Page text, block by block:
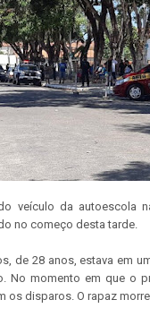
veículo da autoescola
no começo desta tarde.
de 28 anos, estava em
No momento em que o
os disparos. O rapaz